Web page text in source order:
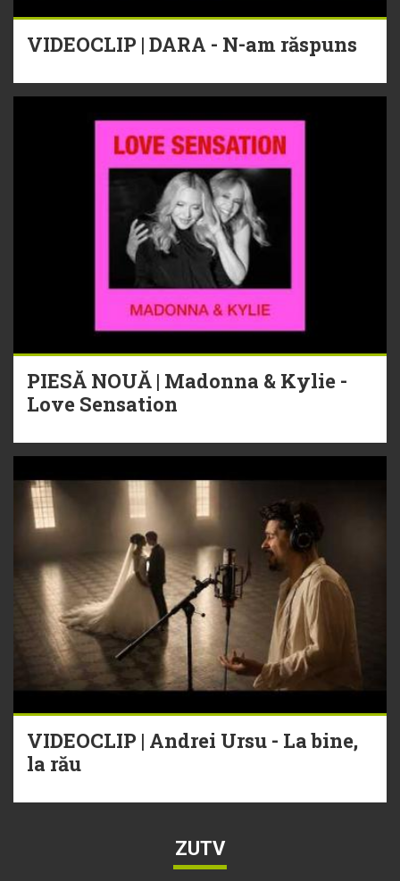
VIDEOCLIP | DARA - N-am răspuns
PIESĂ NOUĂ | Madonna & Kylie -
Love Sensation
VIDEOCLIP | Andrei Ursu - La bine,
la rău
ZUTV